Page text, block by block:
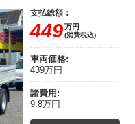
支払総額：
449万円
(消費税込)
車両価格:
439万円
諸費用:
9.8万円